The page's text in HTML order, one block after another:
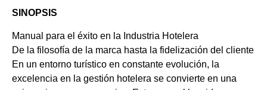
SINOPSIS
Manual para el éxito en la Industria Hotelera
De la filosofía de la marca hasta la fidelización del cliente
En un entorno turístico en constante evolución, la
excelencia en la gestión hotelera se convierte en una